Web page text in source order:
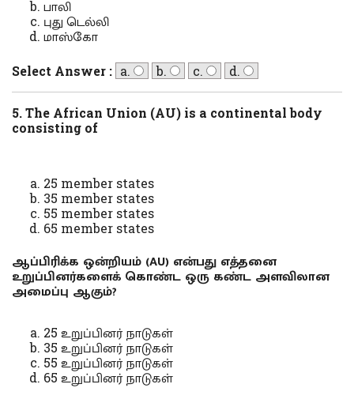
பாலி
புது டெல்லி
மாஸ்கோ
Select Answer : a. b. c. d.
5. The African Union (AU) is a continental body
consisting of
25 member states
35 member states
55 member states
65 member states
ஆப்பிரிக்க ஒன்றியம் (AU) என்பது எத்தனை
உறுப்பினர்களைக் கொண்ட ஒரு கண்ட அளவிலான
அமைப்பு ஆகும்?
25 உறுப்பினர் நாடுகள்
35 உறுப்பினர் நாடுகள்
55 உறுப்பினர் நாடுகள்
65 உறுப்பினர் நாடுகள்